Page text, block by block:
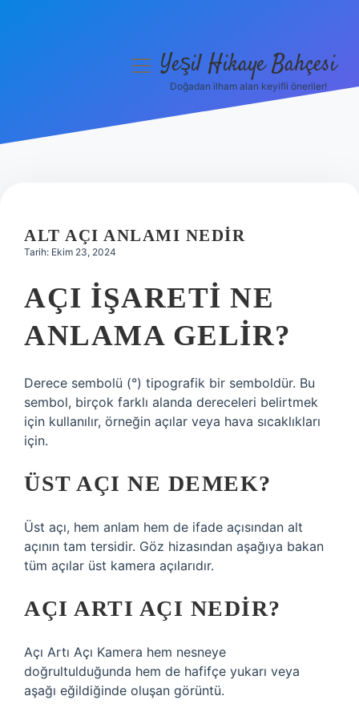
Hakkımızda
menüyüYeşil Hikaye Bahçesi
Doğadan ilham alan keyifli öneriler!
ALT AÇI ANLAMI NEDIR
Tarih: Ekim 23, 2024
AÇI IŞARETI NE
ANLAMA GELIR?
Derece sembolü (°) tipografik bir semboldür. Bu
sembol, birçok farklı alanda dereceleri belirtmek
için kullanılır, örneğin açılar veya hava sıcaklıkları
için.
ÜST AÇI NE DEMEK?
Üst açı, hem anlam hem de ifade açısından alt
açının tam tersidir. Göz hizasından aşağıya bakan
tüm açılar üst kamera açılarıdır.
AÇI ARTI AÇI NEDIR?
Açı Artı Açı Kamera hem nesneye
doğrultulduğunda hem de hafifçe yukarı veya
aşağı eğildiğinde oluşan görüntü.